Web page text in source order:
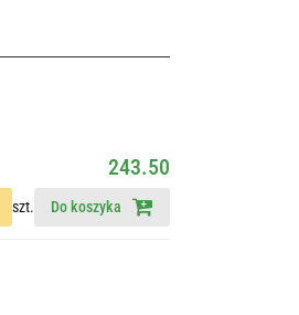
243.50
szt. Do koszyka